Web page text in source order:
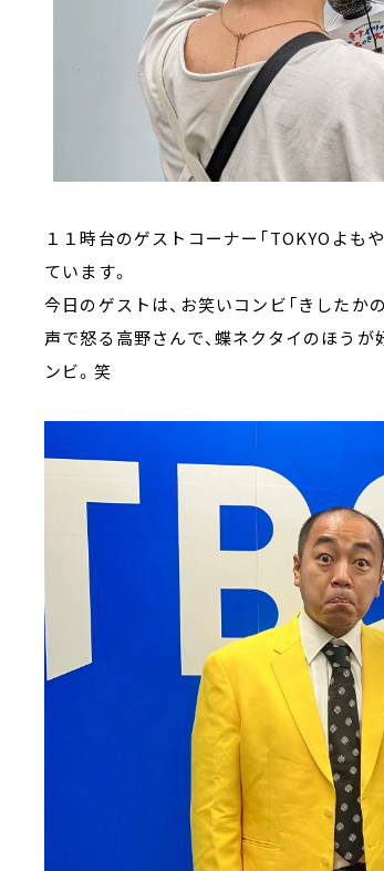
１１時台のゲストコーナー「TOKYOよも
ています。
今日のゲストは、お笑いコンビ「きした
声で怒る高野さんで、蝶ネクタイのほう
ンビ。笑